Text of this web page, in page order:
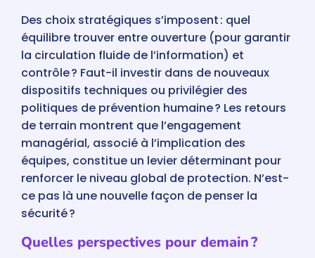
Des choix stratégiques s’imposent : quel
équilibre trouver entre ouverture (pour garantir
la circulation fluide de l’information) et
contrôle ? Faut-il investir dans de nouveaux
dispositifs techniques ou privilégier des
politiques de prévention humaine ? Les retours
de terrain montrent que l’engagement
managérial, associé à l’implication des
équipes, constitue un levier déterminant pour
renforcer le niveau global de protection. N’est-
ce pas là une nouvelle façon de penser la
sécurité ?
Quelles perspectives pour demain ?